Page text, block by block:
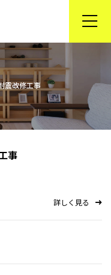
販
震改修工事
事
詳しく見る